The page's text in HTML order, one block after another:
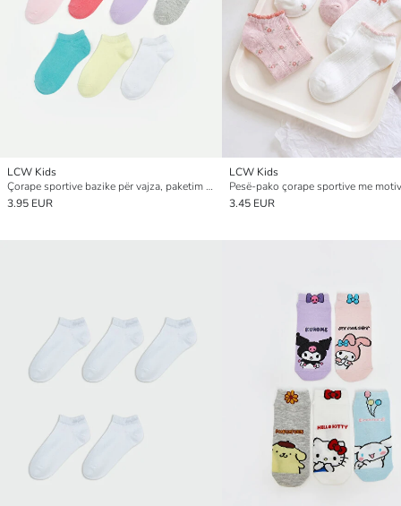
LCW Kids
Çorape sportive bazike për vajza, paketim 7-copësh
3.95 EUR
LCW Kids
3.45 EUR